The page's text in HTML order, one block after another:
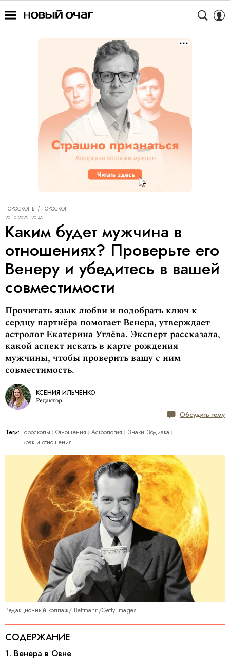
ГОРОСКОПЫ
ГОРОСКОП
20.10.2025, 20:45
Каким будет мужчина в
отношениях? Проверьте его
Венеру и убедитесь в вашей
совместимости
Прочитать язык любви и подобрать ключ к
сердцу партнёра помогает Венера, утверждает
астролог Екатерина Углёва. Эксперт рассказала,
какой аспект искать в карте рождения
мужчины, чтобы проверить вашу с ним
совместимость.
КСЕНИЯ ИЛЬЧЕНКО
Редактор
Обсудить тему
Теги: Гороскопы Отношения Астрология
Знаки Зодиака
Брак и отношения
Редакционный коллаж/ Bettmann/Getty Images
СОДЕРЖАНИЕ
1. Венера в Овне